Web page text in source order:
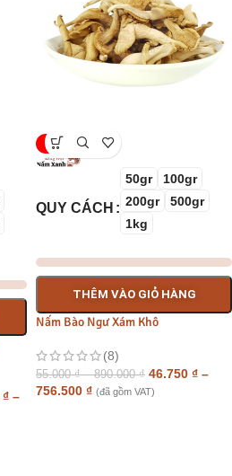
₫ –
-15%
QUY CÁCH
50gr
100gr
200gr
500gr
1kg
THÊM VÀO GIỎ HÀNG
Nấm Bào Ngư Xám Khô
(8)
55.000₫ – 890.000₫ 46.750 ₫ –
756.500 ₫ (đã gồm VAT)